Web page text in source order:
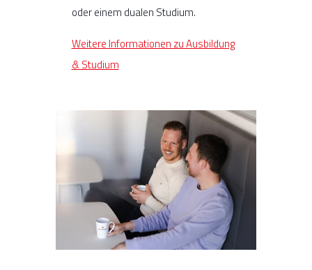
oder einem dualen Studium.
Weitere Informationen zu Ausbildung
& Studium